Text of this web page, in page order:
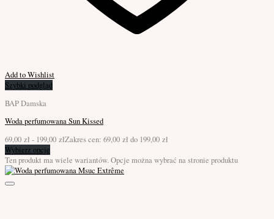
Add to Wishlist
Szybki podgląd
BAP Damska
Woda perfumowana Sun Kissed
69,00 zł - 199,00 złZakres cen: 69,00 zł do 199,00 zł
Wybierz opcje
Ten produkt ma wiele wariantów. Opcje można wybrać na stronie produktu